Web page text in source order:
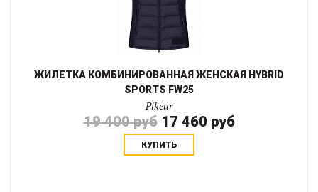
ЖИЛЕТКА КОМБИНИРОВАННАЯ ЖЕНСКАЯ HYBRID
SPORTS FW25
Pikeur
19 400 руб 17 460 руб
КУПИТЬ